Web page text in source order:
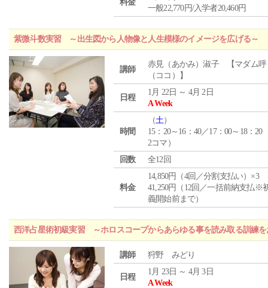
料金
一般22,770円/入学者20,460円
紫微斗数実習 ～出生図から人物像と人生模様のイメージを広げる～
講師
赤見（あかみ）淑子 【マダム呼
（ココ）】
日程
1月 22日 ～ 4月 2日
A Week
時間
（土）
15：20～16：40／17：00～18：20
2コマ）
回数
全12回
料金
14,850円（4回／分割支払い）×3
41,250円（12回／一括前納支払※
義開始前まで）
西洋占星術初級実習 ～ホロスコープからあらゆる事を読み取る訓練を
講師 狩野 みどり
日程
1月 23日 ～ 4月 3日
A Week